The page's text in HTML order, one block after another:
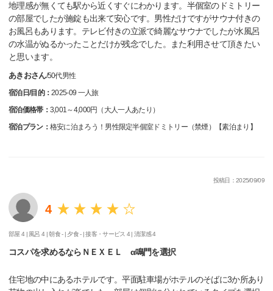
地理感が無くても駅から近くすぐにわかります。半個室のドミトリー
の部屋でしたが施錠も出来て安心です。男性だけですがサウナ付きの
お風呂もあります。テレビ付きの立派で綺麗なサウナでしたが水風呂
の水温がぬるかったことだけが残念でした。また利用させて頂きたい
と思います。
あきおさん/50代男性
宿泊日/目的：2025-09 一人旅
宿泊価格帯： 3,001～4,000円（大人一人あたり）
宿泊プラン： 格安に泊まろう！男性限定半個室ドミトリー（禁煙）【素泊まり】
投稿日：2025/09/09
4
部屋 4 | 風呂 4 |朝食 - | 夕食 - |接客・サービス 4 |清潔感 4
コスパを求めるならＮＥＸＥＬ α鳴門を選択
住宅地の中にあるホテルです。平面駐車場がホテルのそばに3か所あり